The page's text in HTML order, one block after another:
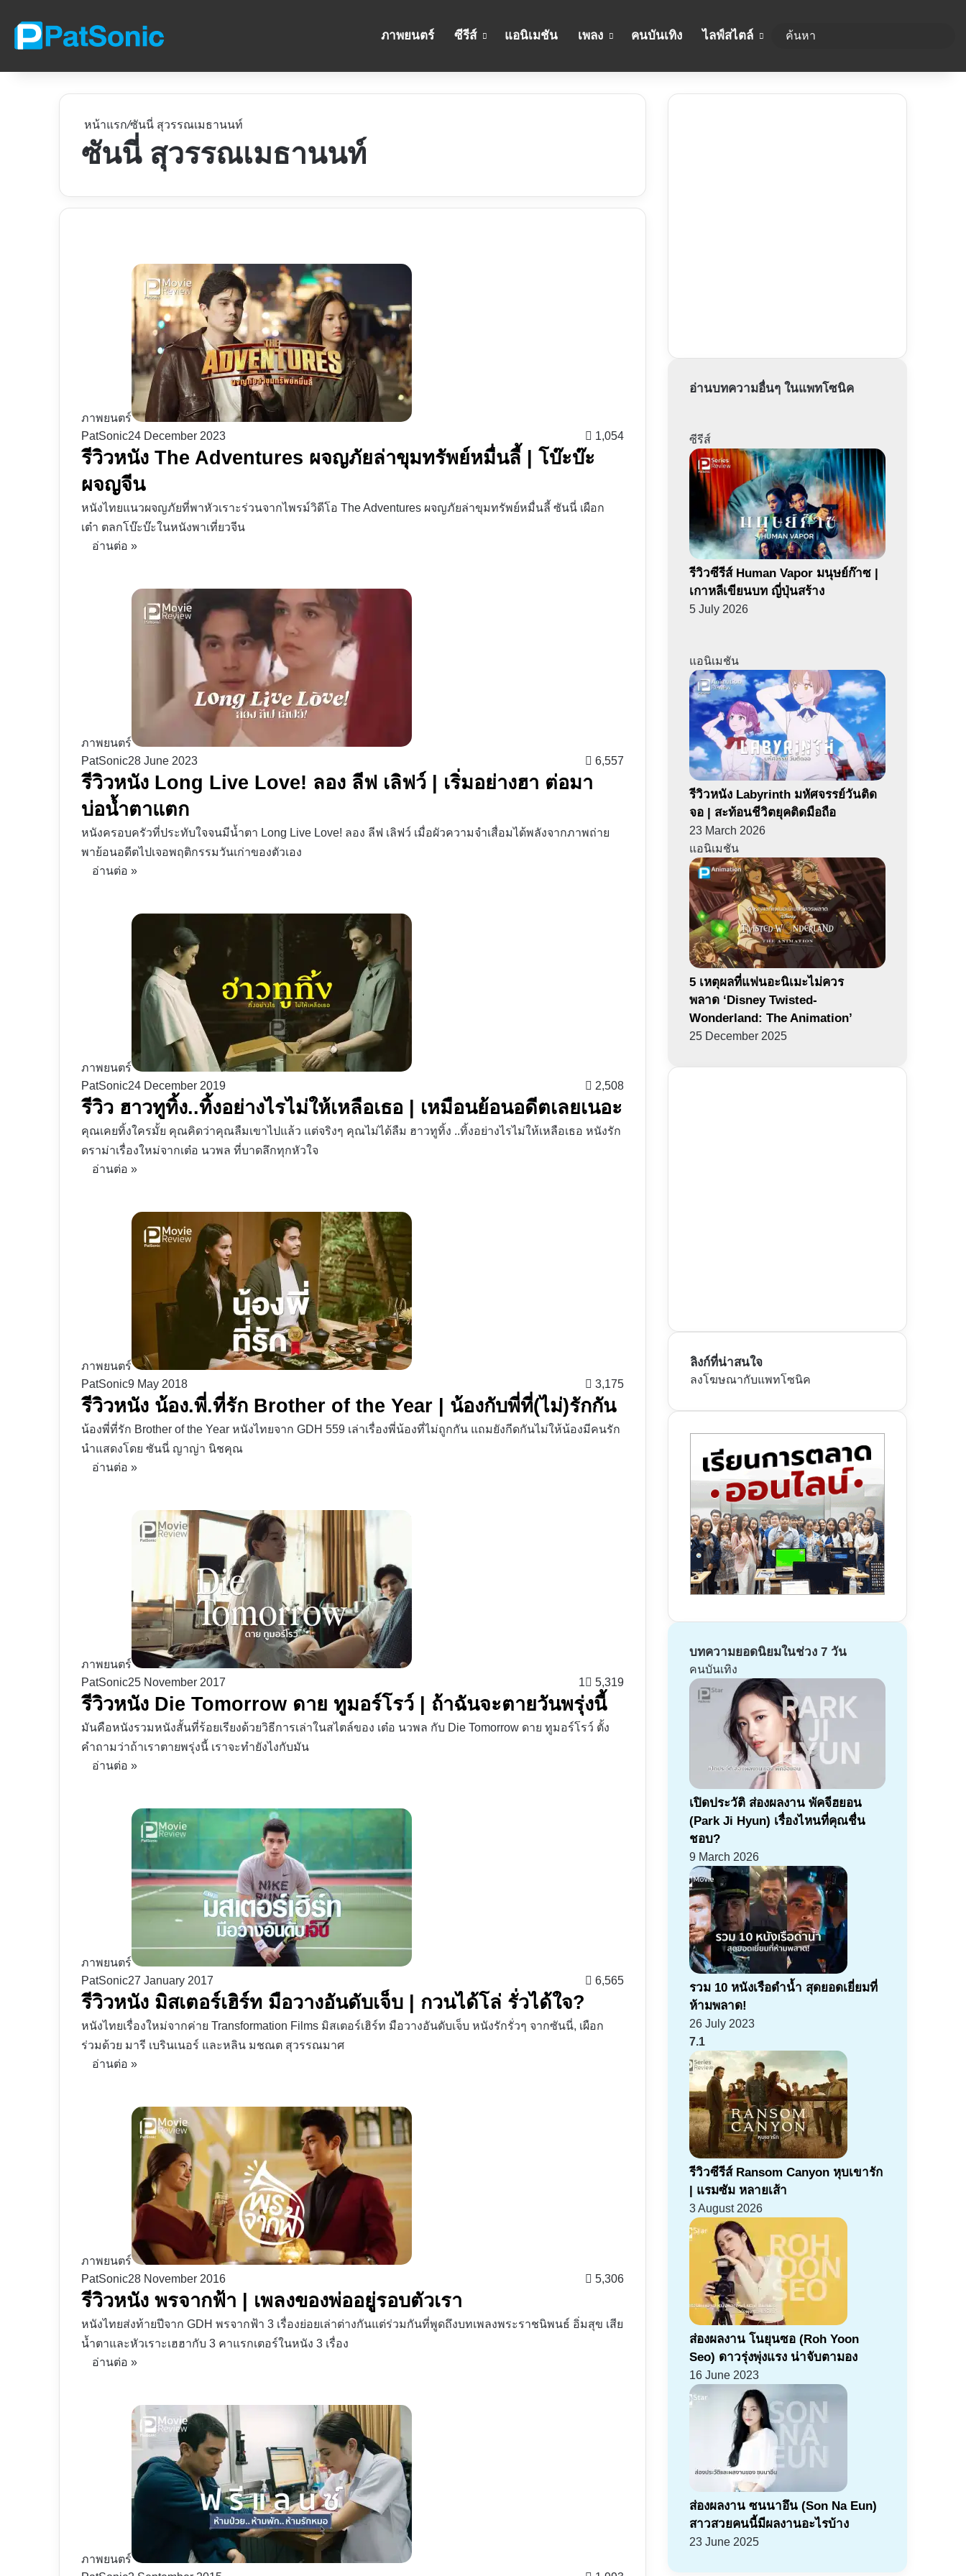
ภาพยนตร์ ซีรีส์ แอนิเมชัน เพลง คนบันเทิง ไลฟ์สไตล์
หน้าแรก/ซันนี่ สุวรรณเมธานนท์
ซันนี่ สุวรรณเมธานนท์
ภาพยนตร์
PatSonic24 December 2023 1,054
รีวิวหนัง The Adventures ผจญภัยล่าขุมทรัพย์หมื่นลี้ | โบ๊ะบ๊ะ
ผจญจีน
หนังไทยแนวผจญภัยที่พาหัวเราะร่วนจากไพรม์วิดีโอ The Adventures ผจญภัยล่าขุมทรัพย์หมื่นลี้ ซันนี่ เผือก
เต๋า ตลกโบ๊ะบ๊ะในหนังพาเที่ยวจีน
อ่านต่อ »
ภาพยนตร์
PatSonic28 June 2023 6,557
รีวิวหนัง Long Live Love! ลอง ลีฟ เลิฟว์ | เริ่มอย่างฮา ต่อมา
บ่อน้ำตาแตก
หนังครอบครัวที่ประทับใจจนมีน้ำตา Long Live Love! ลอง ลีฟ เลิฟว์ เมื่อผัวความจำเสื่อมได้พลังจากภาพถ่าย
พาย้อนอดีตไปเจอพฤติกรรมวันเก่าของตัวเอง
อ่านต่อ »
ภาพยนตร์
PatSonic24 December 2019 2,508
รีวิว ฮาวทูทิ้ง..ทิ้งอย่างไรไม่ให้เหลือเธอ | เหมือนย้อนอดีตเลยเนอะ
คุณเคยทิ้งใครมั้ย คุณคิดว่าคุณลืมเขาไปแล้ว แต่จริงๆ คุณไม่ได้ลืม ฮาวทูทิ้ง ..ทิ้งอย่างไรไม่ให้เหลือเธอ หนังรัก
ดราม่าเรื่องใหม่จากเต๋อ นวพล ที่บาดลึกทุกหัวใจ
อ่านต่อ »
ภาพยนตร์
PatSonic9 May 2018 3,175
รีวิวหนัง น้อง.พี่.ที่รัก Brother of the Year | น้องกับพี่ที่(ไม่)รักกัน
น้องพี่ที่รัก Brother of the Year หนังไทยจาก GDH 559 เล่าเรื่องพี่น้องที่ไม่ถูกกัน แถมยังกีดกันไม่ให้น้องมีคนรัก
นำแสดงโดย ซันนี่ ญาญ่า นิชคุณ
อ่านต่อ »
ภาพยนตร์
PatSonic25 November 2017 1 5,319
รีวิวหนัง Die Tomorrow ดาย ทูมอร์โรว์ | ถ้าฉันจะตายวันพรุ่งนี้
มันคือหนังรวมหนังสั้นที่ร้อยเรียงด้วยวิธีการเล่าในสไตล์ของ เต๋อ นวพล กับ Die Tomorrow ดาย ทูมอร์โรว์ ตั้ง
คำถามว่าถ้าเราตายพรุ่งนี้ เราจะทำยังไงกับมัน
อ่านต่อ »
ภาพยนตร์
PatSonic27 January 2017 6,565
รีวิวหนัง มิสเตอร์เฮิร์ท มือวางอันดับเจ็บ | กวนได้โล่ รั่วได้ใจ?
หนังไทยเรื่องใหม่จากค่าย Transformation Films มิสเตอร์เฮิร์ท มือวางอันดับเจ็บ หนังรักรั่วๆ จากซันนี่, เผือก
ร่วมด้วย มารี เบรินเนอร์ และหลิน มชณต สุวรรณมาศ
อ่านต่อ »
ภาพยนตร์
PatSonic28 November 2016 5,306
รีวิวหนัง พรจากฟ้า | เพลงของพ่ออยู่รอบตัวเรา
หนังไทยส่งท้ายปีจาก GDH พรจากฟ้า 3 เรื่องย่อยเล่าต่างกันแต่ร่วมกันที่พูดถึงบทเพลงพระราชนิพนธ์ อิ่มสุข เสีย
น้ำตาและหัวเราะเฮฮากับ 3 คาแรกเตอร์ในหนัง 3 เรื่อง
อ่านต่อ »
ภาพยนตร์
อ่านบทความอื่นๆ ในแพทโซนิค
ซีรีส์
รีวิวซีรีส์ Human Vapor มนุษย์ก๊าซ |
เกาหลีเขียนบท ญี่ปุ่นสร้าง
5 July 2026
แอนิเมชัน
รีวิวหนัง Labyrinth มหัศจรรย์วันติด
จอ | สะท้อนชีวิตยุคติดมือถือ
23 March 2026
แอนิเมชัน
5 เหตุผลที่แฟนอะนิเมะไม่ควร
พลาด ‘Disney Twisted-
Wonderland: The Animation’
25 December 2025
ลิงก์ที่น่าสนใจ
ลงโฆษณากับแพทโซนิค
บทความยอดนิยมในช่วง 7 วัน
คนบันเทิง
เปิดประวัติ ส่องผลงาน พัคจีฮยอน
(Park Ji Hyun) เรื่องไหนที่คุณชื่น
ชอบ?
9 March 2026
รวม 10 หนังเรือดำน้ำ สุดยอดเยี่ยมที่
ห้ามพลาด!
26 July 2023
7.1
รีวิวซีรีส์ Ransom Canyon หุบเขารัก
| แรมซัม หลายเส้า
3 August 2026
ส่องผลงาน โนยุนซอ (Roh Yoon
Seo) ดาวรุ่งพุ่งแรง น่าจับตามอง
16 June 2023
ส่องผลงาน ซนนาอึน (Son Na Eun)
สาวสวยคนนี้มีผลงานอะไรบ้าง
23 June 2025